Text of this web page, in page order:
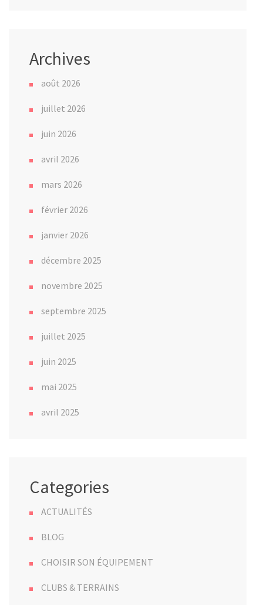
Archives
août 2026
juillet 2026
juin 2026
avril 2026
mars 2026
février 2026
janvier 2026
décembre 2025
novembre 2025
septembre 2025
juillet 2025
juin 2025
mai 2025
avril 2025
Categories
ACTUALITÉS
BLOG
CHOISIR SON ÉQUIPEMENT
CLUBS & TERRAINS